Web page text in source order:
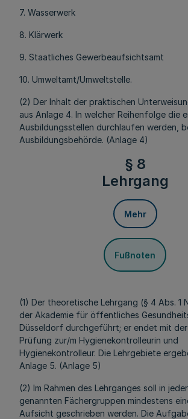
7. Wasserwerk
8. Klärwerk
9. Staatliches Gewerbeaufsichtsamt
10. Umweltamt/Umweltstelle.
(2) Der Inhalt der praktischen
aus Anlage 4. In welcher Reihenfolge die
Ausbildungsstellen durchlaufen werden,
Ausbildungsbehörde. (Anlage 4)
§ 8
Lehrgang
Mehr
Fußnoten
(1) Der theoretische Lehrgang (§ 4 Abs. 1
der Akademie für öffentliches
Düsseldorf durchgeführt; er endet mit
Prüfung zur/m Hygienekontrolleurin und
Hygienekontrolleur. Die Lehrgebiete
Anlage 5. (Anlage 5)
(2) Im Rahmen des Lehrganges soll in
genannten Fächergruppen mindestens
Aufsicht geschrieben werden. Die